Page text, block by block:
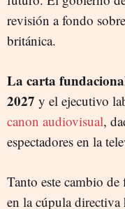
revisión a fondo
británica.
La carta
2027 y el ejecutivo
canon audiovisual,
espectadores en la
Tanto este cambio
en la cúpula directiva